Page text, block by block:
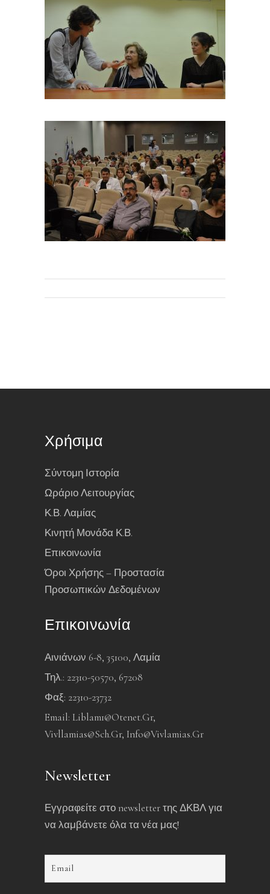
Χρήσιμα
Σύντομη Ιστορία
Ωράριο Λειτουργίας
Κ.Β. Λαμίας
Κινητή Μονάδα Κ.Β.
Επικοινωνία
Όροι Χρήσης – Προστασία
Προσωπικών Δεδομένων
Επικοινωνία
Αινιάνων 6-8, 35100, Λαμία
Τηλ.: 22310-50570, 67208
Φαξ: 22310-23732
Email: Liblam1@otenet.gr,
Vivllamias@sch.gr, Info@vivlamias.gr
Newsletter
Εγγραφείτε στο newsletter της ΔΚΒΛ για
να λαμβάνετε όλα τα νέα μας!